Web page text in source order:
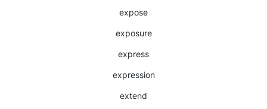
expose
exposure
express
expression
extend